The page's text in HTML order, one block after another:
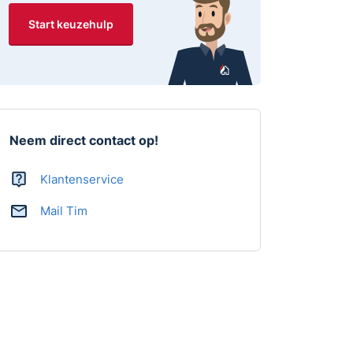
Start keuzehulp
Neem direct contact op!
Klantenservice
Mail Tim